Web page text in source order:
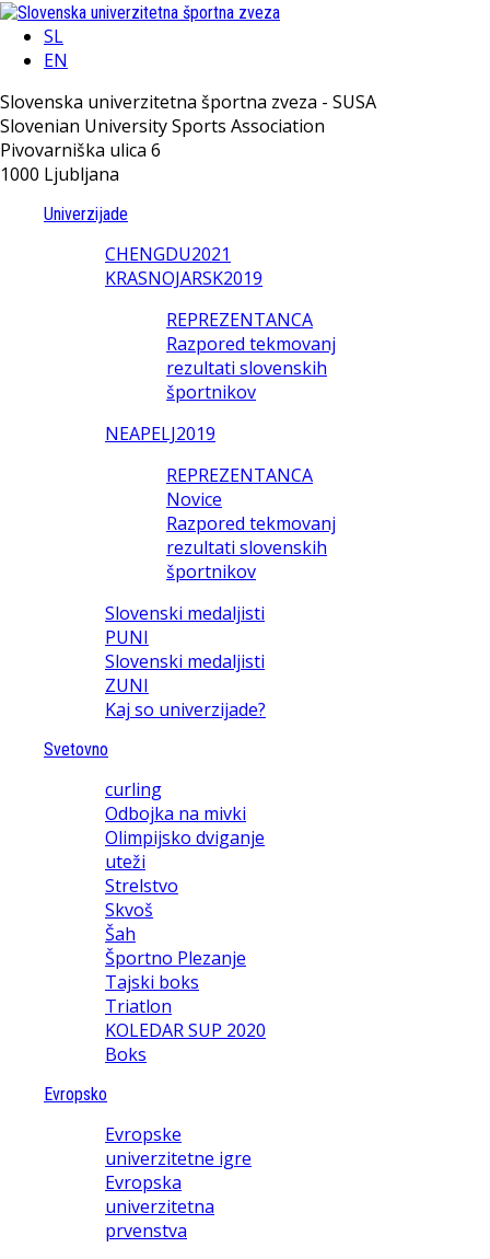
SL
EN
Slovenska univerzitetna športna zveza - SUSA
Slovenian University Sports Association
Pivovarniška ulica 6
1000 Ljubljana
Univerzijade
CHENGDU2021
KRASNOJARSK2019
REPREZENTANCA
Razpored tekmovanj
rezultati slovenskih
športnikov
NEAPELJ2019
REPREZENTANCA
Novice
Razpored tekmovanj
rezultati slovenskih
športnikov
Slovenski medaljisti
PUNI
Slovenski medaljisti
ZUNI
Kaj so univerzijade?
Svetovno
curling
Odbojka na mivki
Olimpijsko dviganje
uteži
Strelstvo
Skvoš
Šah
Športno Plezanje
Tajski boks
Triatlon
KOLEDAR SUP 2020
Boks
Evropsko
Evropske
univerzitetne igre
Evropska
univerzitetna
prvenstva